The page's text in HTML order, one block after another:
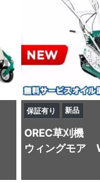
保証有り 新品
OREC草刈機
ウィングモア